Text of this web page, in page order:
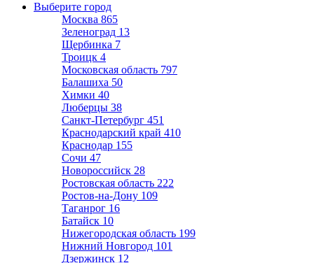
Выберите город
Москва 865
Зеленоград 13
Щербинка 7
Троицк 4
Московская область 797
Балашиха 50
Химки 40
Люберцы 38
Санкт-Петербург 451
Краснодарский край 410
Краснодар 155
Сочи 47
Новороссийск 28
Ростовская область 222
Ростов-на-Дону 109
Таганрог 16
Батайск 10
Нижегородская область 199
Нижний Новгород 101
Дзержинск 12